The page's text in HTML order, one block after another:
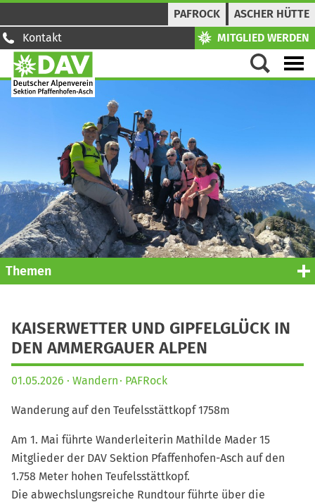
PAFROCK
ASCHER HÜTTE
Kontakt
MITGLIED WERDEN
Themen
KAISERWETTER UND GIPFELGLÜCK IN
DEN AMMERGAUER ALPEN
01.05.2026 Wandern PAFRock
Wanderung auf den Teufelsstättkopf 1758m
Am 1. Mai führte Wanderleiterin Mathilde Mader 15
Mitglieder der DAV Sektion Pfaffenhofen-Asch auf den
1.758 Meter hohen Teufelsstättkopf.
Die abwechslungsreiche Rundtour führte über die